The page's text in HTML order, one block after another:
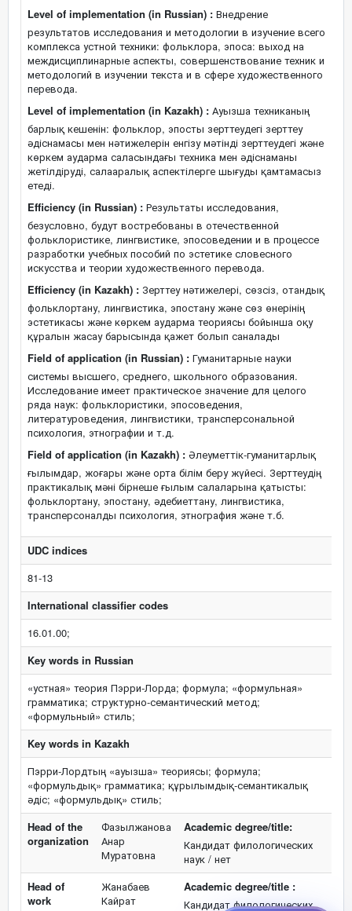
Level of implementation (in Russian) : Внедрение
результатов исследования и методологии в изучение всего
комплекса устной техники: фольклора, эпоса: выход на
междисциплинарные аспекты, совершенствование техник и
методологий в изучении текста и в сфере художественного
перевода.
Level of implementation (in Kazakh) : Ауызша техниканың
барлық кешенін: фольклор, эпосты зерттеудегі зерттеу
әдіснамасы мен нәтижелерін енгізу мәтінді зерттеудегі және
көркем аударма саласындағы техника мен әдіснаманы
жетілдіруді, салааралық аспектілерге шығуды қамтамасыз
етеді.
Efficiency (in Russian) : Результаты исследования,
безусловно, будут востребованы в отечественной
фольклористике, лингвистике, эпосоведении и в процессе
разработки учебных пособий по эстетике словесного
искусства и теории художественного перевода.
Efficiency (in Kazakh) : Зерттеу нәтижелері, сөзсіз, отандық
фольклортану, лингвистика, эпостану және сөз өнерінің
эстетикасы және көркем аударма теориясы бойынша оқу
құралын жасау барысында қажет болып саналады
Field of application (in Russian) : Гуманитарные науки
системы высшего, среднего, школьного образования.
Исследование имеет практическое значение для целого
ряда наук: фольклористики, эпосоведения,
литературоведения, лингвистики, трансперсональной
психология, этнографии и т.д.
Field of application (in Kazakh) : Әлеуметтік-гуманитарлық
ғылымдар, жоғары және орта білім беру жүйесі. Зерттеудің
практикалық мәні бірнеше ғылым салаларына қатысты:
фольклортану, эпостану, әдебиеттану, лингвистика,
трансперсоналды психология, этнография және т.б.
UDC indices
81-13
International classifier codes
16.01.00;
Key words in Russian
«устная» теория Пэрри-Лорда; формула; «формульная»
грамматика; структурно-семантический метод;
«формульный» стиль;
Key words in Kazakh
Пэрри-Лордтың «ауызша» теориясы; формула;
«формульдық» грамматика; құрылымдық-семантикалық
әдіс; «формульдық» стиль;
Head of the
organization
Фазылжанова
Анар
Муратовна
Academic degree/title:
Кандидат филологических
наук / нет
Head of
work
Жанабаев
Кайрат
Academic degree/title :
Кандидат филологических